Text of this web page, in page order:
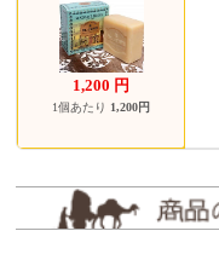
1,200 円
1個あたり 1,200円